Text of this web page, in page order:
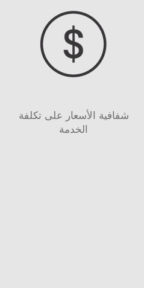
شفافية الأسعار على تكلفة
الخدمة